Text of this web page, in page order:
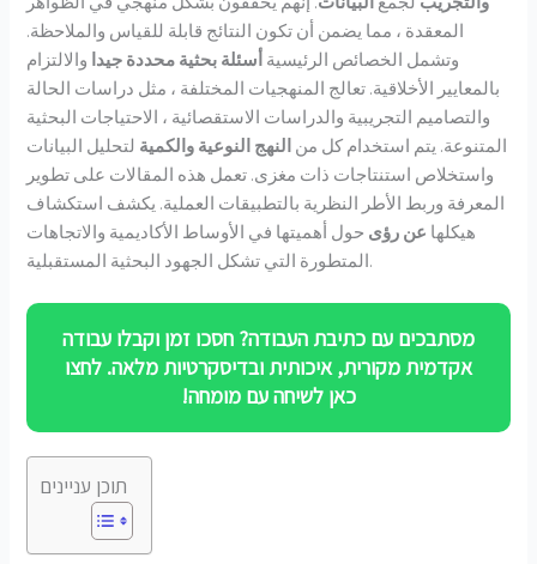
المعقدة ، مما يضمن أن تكون النتائج قابلة للقياس والملاحظة.
وتشمل الخصائص الرئيسية أسئلة بحثية محددة جيدا والالتزام
بالمعايير الأخلاقية. تعالج المنهجيات المختلفة ، مثل دراسات الحالة
والتصاميم التجريبية والدراسات الاستقصائية ، الاحتياجات البحثية
المتنوعة. يتم استخدام كل من النهج النوعية والكمية لتحليل البيانات
واستخلاص استنتاجات ذات مغزى. تعمل هذه المقالات على تطوير
المعرفة وربط الأطر النظرية بالتطبيقات العملية. يكشف استكشاف
هيكلها عن رؤى حول أهميتها في الأوساط الأكاديمية والاتجاهات
المتطورة التي تشكل الجهود البحثية المستقبلية.
מסתבכים עם כתיבת העבודה? חסכו זמן וקבלו עבודה
אקדמית מקורית, איכותית ובדיסקרטיות מלאה. לחצו
כאן לשיחה עם מומחה!
תוכן עניינים